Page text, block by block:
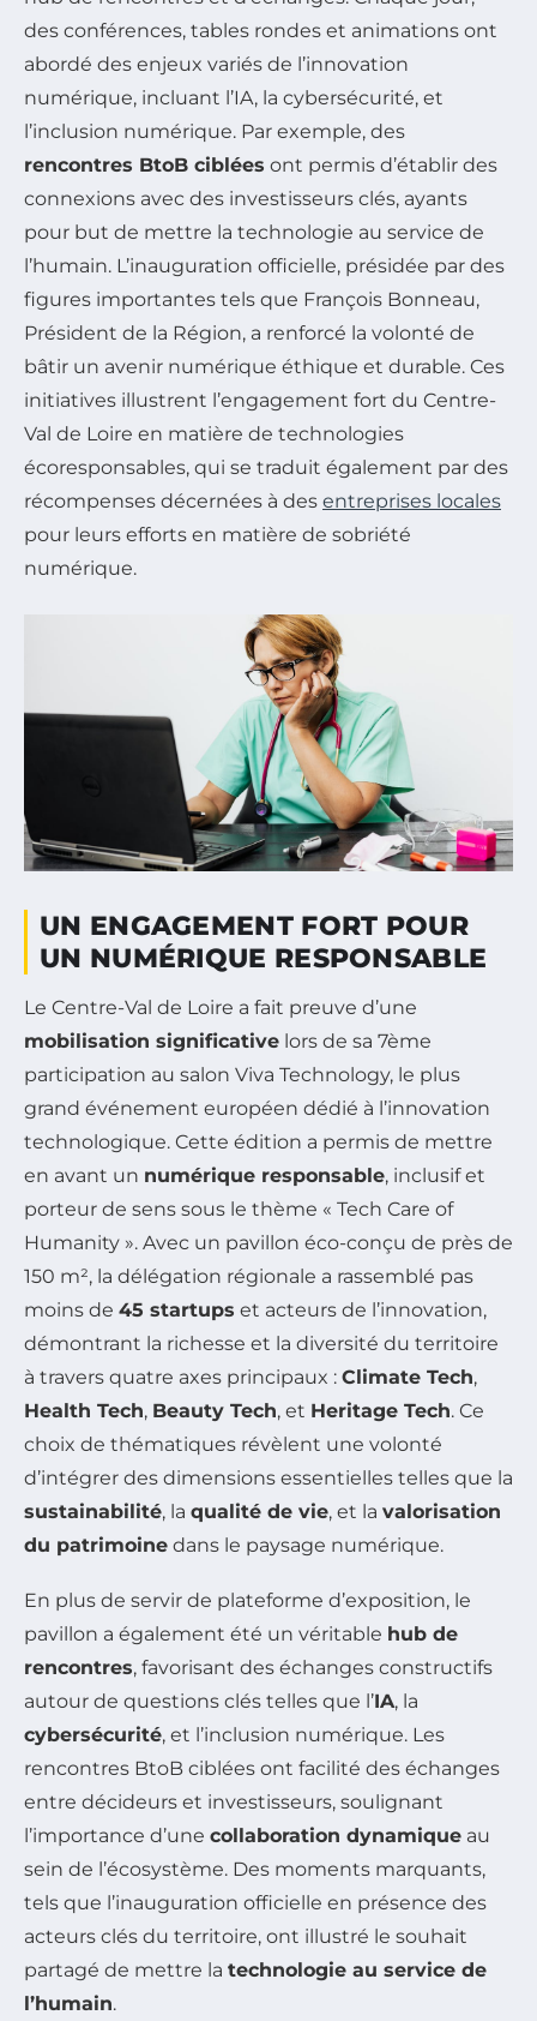
des conférences, tables rondes et animations ont
abordé des enjeux variés de l’innovation
numérique, incluant l’IA, la cybersécurité, et
l’inclusion numérique. Par exemple, des
rencontres BtoB ciblées ont permis d’établir des
connexions avec des investisseurs clés, ayants
pour but de mettre la technologie au service de
l’humain. L’inauguration officielle, présidée par des
figures importantes tels que François Bonneau,
Président de la Région, a renforcé la volonté de
bâtir un avenir numérique éthique et durable. Ces
initiatives illustrent l’engagement fort du Centre-
Val de Loire en matière de technologies
écoresponsables, qui se traduit également par des
récompenses décernées à des entreprises locales
pour leurs efforts en matière de sobriété
numérique.
UN ENGAGEMENT FORT POUR
UN NUMÉRIQUE RESPONSABLE
Le Centre-Val de Loire a fait preuve d’une
mobilisation significative lors de sa 7ème
participation au salon Viva Technology, le plus
grand événement européen dédié à l’innovation
technologique. Cette édition a permis de mettre
en avant un numérique responsable, inclusif et
porteur de sens sous le thème « Tech Care of
Humanity ». Avec un pavillon éco-conçu de près de
150 m², la délégation régionale a rassemblé pas
moins de 45 startups et acteurs de l’innovation,
démontrant la richesse et la diversité du territoire
à travers quatre axes principaux : Climate Tech,
Health Tech, Beauty Tech, et Heritage Tech. Ce
choix de thématiques révèlent une volonté
d’intégrer des dimensions essentielles telles que la
sustainabilité, la qualité de vie, et la valorisation
du patrimoine dans le paysage numérique.
En plus de servir de plateforme d’exposition, le
pavillon a également été un véritable hub de
rencontres, favorisant des échanges constructifs
autour de questions clés telles que l’IA, la
cybersécurité, et l’inclusion numérique. Les
rencontres BtoB ciblées ont facilité des échanges
entre décideurs et investisseurs, soulignant
l’importance d’une collaboration dynamique au
sein de l’écosystème. Des moments marquants,
tels que l’inauguration officielle en présence des
acteurs clés du territoire, ont illustré le souhait
partagé de mettre la technologie au service de
l’humain.